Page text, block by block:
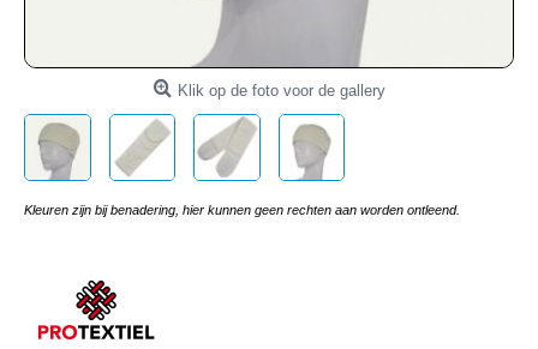
Klik op de foto voor de gallery
Kleuren zijn bij benadering, hier kunnen geen rechten aan worden ontleend.